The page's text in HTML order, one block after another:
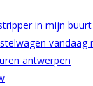
in mijn buurt
vandaag
antwerpen